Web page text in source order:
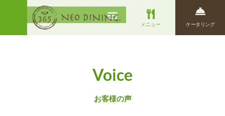
メニュー ケータリング
Voice
お客様の声